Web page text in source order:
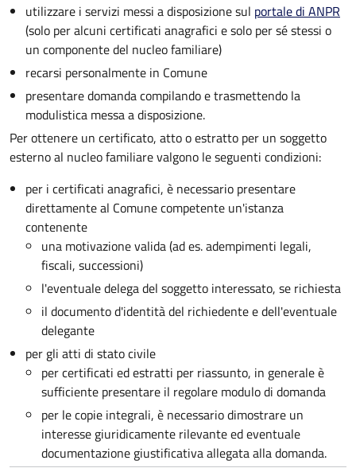
utilizzare i servizi messi a disposizione sul portale di ANPR
(solo per alcuni certificati anagrafici e solo per sé stessi o
un componente del nucleo familiare)
recarsi personalmente in Comune
presentare domanda compilando e trasmettendo la
modulistica messa a disposizione.
Per ottenere un certificato, atto o estratto per un soggetto
esterno al nucleo familiare valgono le seguenti condizioni:
per i certificati anagrafici, è necessario presentare
direttamente al Comune competente un'istanza
contenente
una motivazione valida (ad es. adempimenti legali,
fiscali, successioni)
l'eventuale delega del soggetto interessato, se richiesta
il documento d'identità del richiedente e dell'eventuale
delegante
per gli atti di stato civile
per certificati ed estratti per riassunto, in generale è
sufficiente presentare il regolare modulo di domanda
per le copie integrali, è necessario dimostrare un
interesse giuridicamente rilevante ed eventuale
documentazione giustificativa allegata alla domanda.